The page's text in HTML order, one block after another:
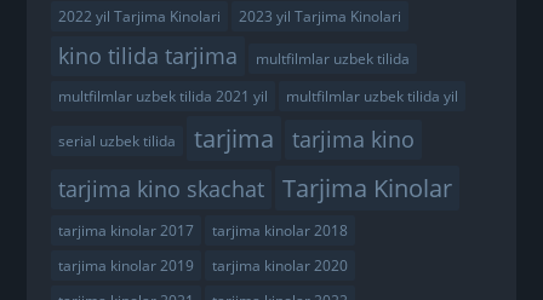
2022 yil Tarjima Kinolari
2023 yil Tarjima Kinolari
kino tilida tarjima
multfilmlar uzbek tilida
multfilmlar uzbek tilida 2021 yil
multfilmlar uzbek tilida yil
serial uzbek tilida tarjima
tarjima kino
tarjima kino skachat
Tarjima Kinolar
tarjima kinolar 2017
tarjima kinolar 2018
tarjima kinolar 2019
tarjima kinolar 2020